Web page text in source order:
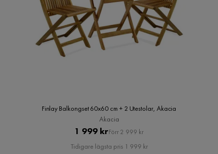
Finlay Balkongset 60x60 cm + 2 Utestolar, Akacia
Akacia
Pris
1 999 krOriginal
Pris
Förr 2 999 kr
Tidigare lägsta pris 1 999 kr